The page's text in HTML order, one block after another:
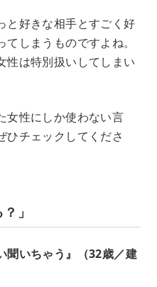
と好きな相手とすごく好
しまうものですよね。
性は特別扱いしてしまい
女性にしか使わない言
ひチェックしてくださ
」
聞いちゃう』（32歳／建